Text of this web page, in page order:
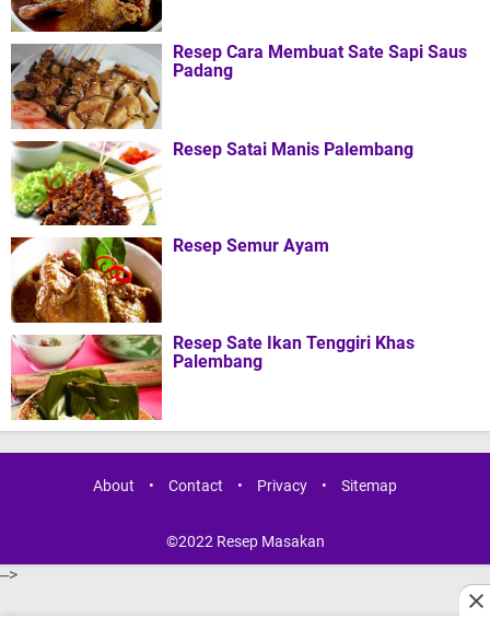
Resep Cara Membuat Sate Sapi Saus
Padang
Resep Satai Manis Palembang
Resep Semur Ayam
Resep Sate Ikan Tenggiri Khas
Palembang
About • Contact • Privacy • Sitemap
©2022 Resep Masakan
-->